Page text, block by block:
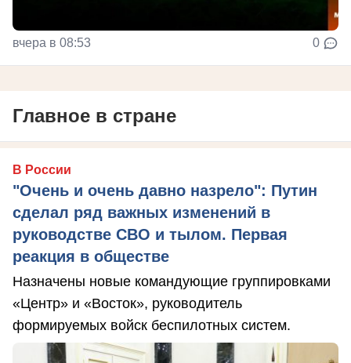
вчера в 08:53 0
Главное в стране
В России
"Очень и очень давно назрело": Путин
сделал ряд важных изменений в
руководстве СВО и тылом. Первая
реакция в обществе
Назначены новые командующие группировками
«Центр» и «Восток», руководитель
формируемых войск беспилотных систем.